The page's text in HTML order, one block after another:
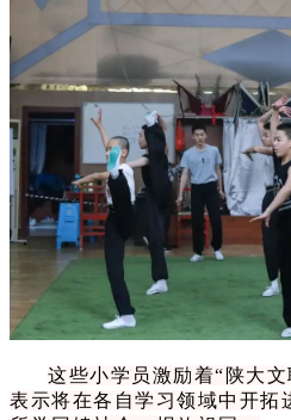
这些小学员激励着“陕大
表示将在各自学习领域中开拓